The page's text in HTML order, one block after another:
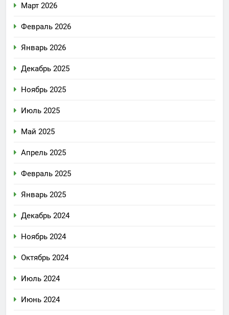
Март 2026
Февраль 2026
Январь 2026
Декабрь 2025
Ноябрь 2025
Июль 2025
Май 2025
Апрель 2025
Февраль 2025
Январь 2025
Декабрь 2024
Ноябрь 2024
Октябрь 2024
Июль 2024
Июнь 2024